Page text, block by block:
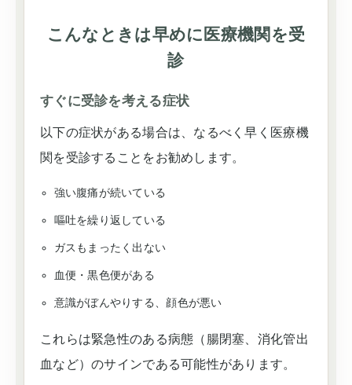
こんなときは早めに医療機関を受
診
すぐに受診を考える症状
以下の症状がある場合は、なるべく早く医療機
関を受診することをお勧めします。
強い腹痛が続いている
嘔吐を繰り返している
ガスもまったく出ない
血便・黒色便がある
意識がぼんやりする、顔色が悪い
これらは緊急性のある病態（腸閉塞、消化管出
血など）のサインである可能性があります。